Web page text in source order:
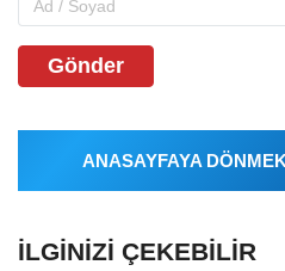
Gönder
ANASAYFAYA
İLGINIZI ÇEKEBILIR